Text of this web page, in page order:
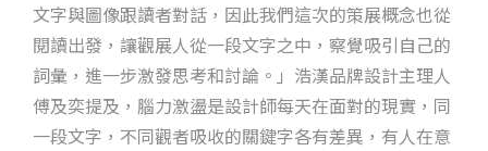
文字與圖像跟讀者對話，因此我們這次的策展概念也從
閱讀出發，讓觀展人從一段文字之中，察覺吸引自己的
詞彙，進一步激發思考和討論。」浩漢品牌設計主理人
傅及奕提及，腦力激盪是設計師每天在面對的現實，同
一段文字，不同觀者吸收的關鍵字各有差異，有人在意